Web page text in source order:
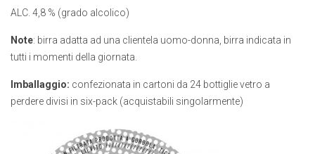
ALC. 4,8 % (grado alcolico)
Note: birra adatta ad una clientela uomo-donna, birra indicata in
tutti i momenti della giornata.
Imballaggio: confezionata in cartoni da 24 bottiglie vetro a
perdere divisi in six-pack (acquistabili singolarmente)